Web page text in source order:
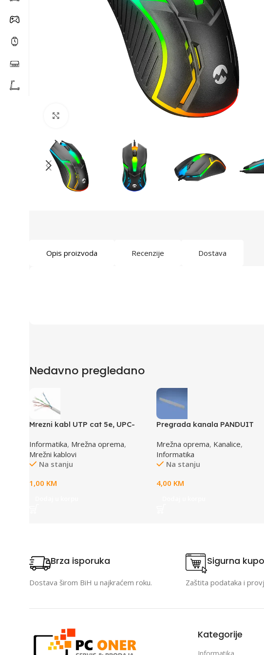
Opis proizvoda Recenzije Dostava
Nedavno pregledano
Mrezni kabl UTP cat 5e, UPC-
Informatika, Mrežna oprema,
Mrežni kablovi
Na stanju
1,00 KM
Pregrada kanala PANDUIT
Mrežna oprema, Kanalice,
Informatika
Na stanju
4,00 KM
Brza isporuka
Dostava širom BiH u najkraćem roku.
Sigurna
Zaštita podataka i
Kategorije